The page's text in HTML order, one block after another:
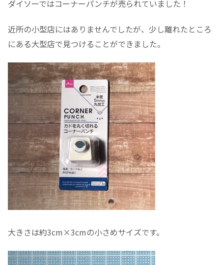
ダイソーではコーナーパンチが売られていました！
近所の小型店にはありませんでしたが、少し離れたところ
にある大型店で見つけることができました。
大きさは約3cm×3cmの小さめサイズです。